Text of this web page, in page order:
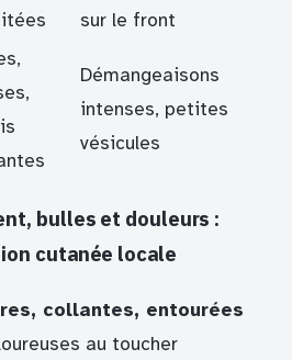
sur le front
Démangeaisons
intenses, petites
vésicules
bulles et douleurs :
cutanée locale
collantes, entourées
au toucher